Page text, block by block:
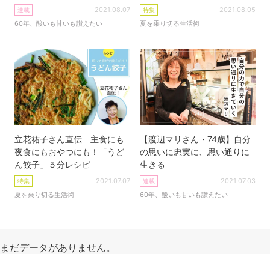
連載
60年、酸いも甘いも讃えたい
2021.08.07 特集
夏を乗り切る生活術
2021.08.05
立花祐子さん直伝 主食にも
夜食にもおやつにも！「うど
ん餃子」５分レシピ
特集
夏を乗り切る生活術
2021.07.07
【渡辺マリさん・74歳】自分
の思いに忠実に、思い通りに
生きる
連載
60年、酸いも甘いも讃えたい
2021.07.03
まだデータがありません。